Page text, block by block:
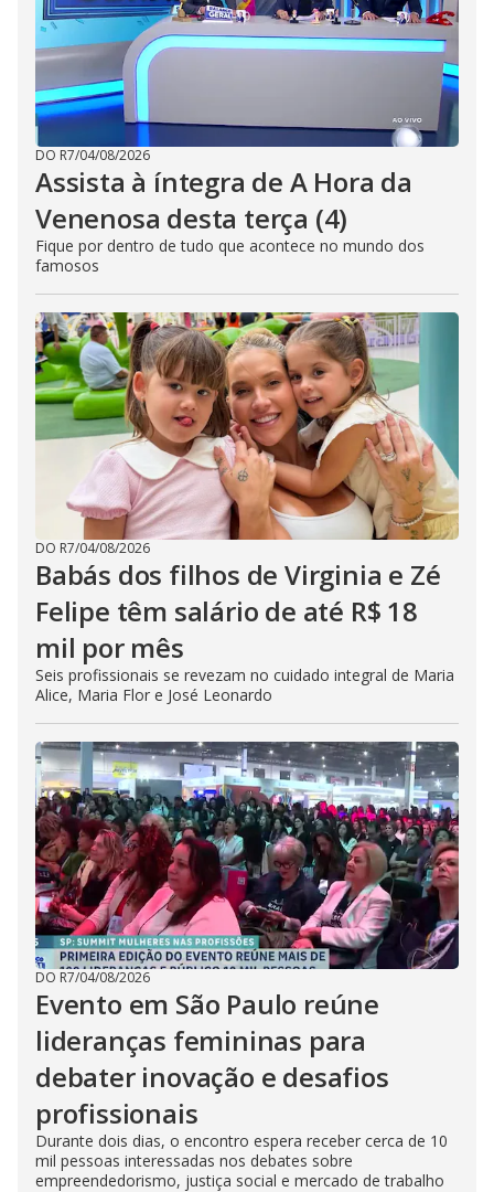
DO R7/04/08/2026
Assista à íntegra de A Hora da
Venenosa desta terça (4)
Fique por dentro de tudo que acontece no mundo dos
famosos
DO R7/04/08/2026
Babás dos filhos de Virginia e Zé
Felipe têm salário de até R$ 18
mil por mês
Seis profissionais se revezam no cuidado integral de Maria
Alice, Maria Flor e José Leonardo
DO R7/04/08/2026
Evento em São Paulo reúne
lideranças femininas para
debater inovação e desafios
profissionais
Durante dois dias, o encontro espera receber cerca de 10
mil pessoas interessadas nos debates sobre
empreendedorismo, justiça social e mercado de trabalho